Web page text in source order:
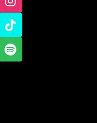
t
u
b
e
t
a
g
r
a
t
o
k
t
i
f
y